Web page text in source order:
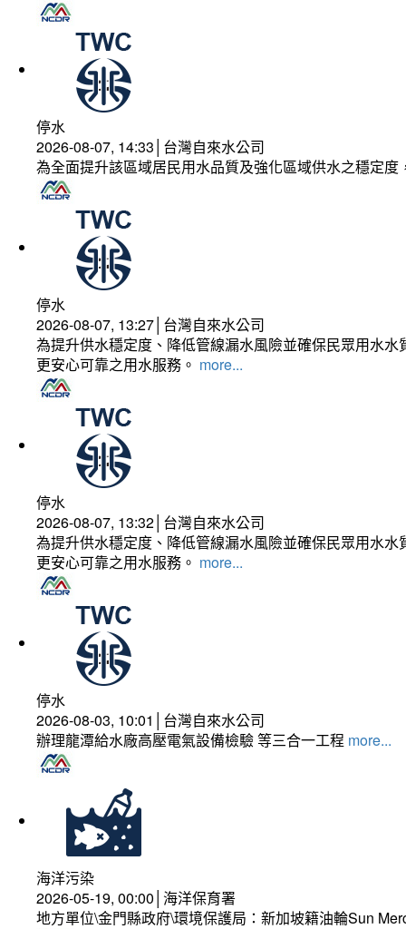
停水
2026-08-07, 14:33│台灣自來水公司
為全面提升該區域居民用水品質及強化區域供水之穩定
停水
2026-08-07, 13:27│台灣自來水公司
為提升供水穩定度、降低管線漏水風險並確保民眾用水
更安心可靠之用水服務。 more...
停水
2026-08-07, 13:32│台灣自來水公司
為提升供水穩定度、降低管線漏水風險並確保民眾用水
更安心可靠之用水服務。 more...
停水
2026-08-03, 10:01│台灣自來水公司
辦理龍潭給水廠高壓電氣設備檢驗 等三合一工程 more...
海洋污染
2026-05-19, 00:00│海洋保育署
地方單位\金門縣政府\環境保護局：新加坡籍油輪Sun